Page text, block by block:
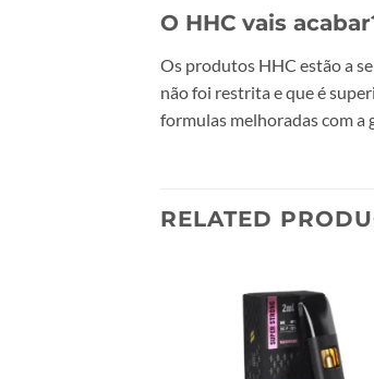
O HHC vais
Os produtos HHC estão a
não foi restrita e que é
formulas melhoradas com a
RELATED